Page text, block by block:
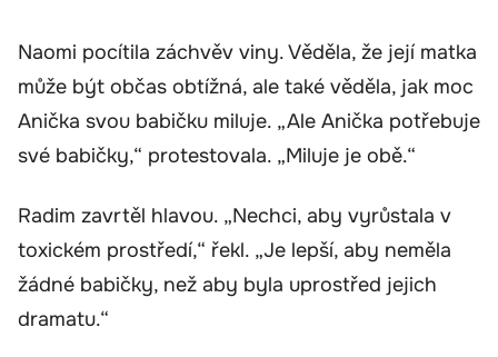
Naomi pocítila záchvěv viny. Věděla, že její matka
může být občas obtížná, ale také věděla, jak moc
Anička svou babičku miluje. „Ale Anička potřebuje
své babičky,“ protestovala. „Miluje je obě.“
Radim zavrtěl hlavou. „Nechci, aby vyrůstala v
toxickém prostředí,“ řekl. „Je lepší, aby neměla
žádné babičky, než aby byla uprostřed jejich
dramatu.“